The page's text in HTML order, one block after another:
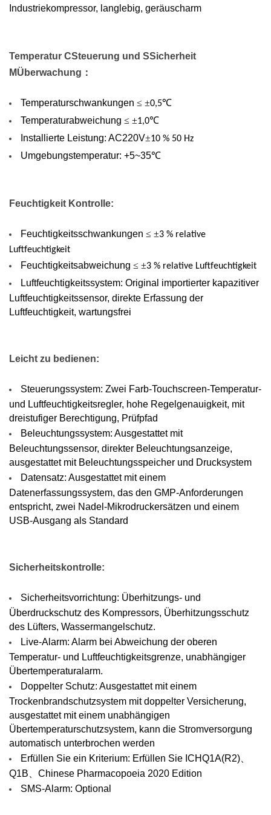
wird eine gute
Luftfeuchtigkeit an
verschiedenen Teilen
Isoliermaterial:
Integrierte
Technologie mit guter
Feuchtigkeitsspeicherung.
Auskleidung besteht
hochglanzpoliertem
Edelstahl 304, keine
Schadstoffquelle,
leicht zu reinigen
vollständig
Industriekompressor,
langlebig,
geräuscharm
Temperatur
C
Steuerung Und
M
：
Temperaturschwankungen
≤ ±
0,5 ℃
Temperaturabweichung
≤ ±1,0℃
Installierte Leistung:
AC220V±10 % 50 Hz
Umgebungstemperatur:
Industriekompressor, langlebig, geräuscharm
Temperatur CSteuerung und SSicherheit
MÜberwachung ：
Temperaturschwankungen ≤ ±0,5℃
Temperaturabweichung ≤ ±1,0℃
Installierte Leistung: AC220V±10 % 50 Hz
Umgebungstemperatur: +5~35℃
Feuchtigkeit Kontrolle:
Feuchtigkeitsschwankungen ≤ ±3 % relative
Luftfeuchtigkeit
Feuchtigkeitsabweichung ≤ ±3 % relative Luftfeuchtigkeit
Luftfeuchtigkeitssystem: Original importierter kapazitiver
Luftfeuchtigkeitssensor, direkte Erfassung der
Luftfeuchtigkeit, wartungsfrei
Leicht zu bedienen:
Steuerungssystem: Zwei Farb-Touchscreen-Temperatur-
und Luftfeuchtigkeitsregler, hohe Regelgenauigkeit, mit
dreistufiger Berechtigung, Prüfpfad
Beleuchtungssystem: Ausgestattet mit
Beleuchtungssensor, direkter Beleuchtungsanzeige,
ausgestattet mit Beleuchtungsspeicher und Drucksystem
Datensatz: Ausgestattet mit einem
Datenerfassungssystem, das den GMP-Anforderungen
entspricht, zwei Nadel-Mikrodruckersätzen und einem
USB-Ausgang als Standard
Sicherheitskontrolle:
Sicherheitsvorrichtung: Überhitzungs- und
Überdruckschutz des Kompressors, Überhitzungsschutz
des Lüfters, Wassermangelschutz.
Live-Alarm: Alarm bei Abweichung der oberen
Temperatur- und Luftfeuchtigkeitsgrenze, unabhängiger
Übertemperaturalarm.
Doppelter Schutz: Ausgestattet mit einem
Trockenbrandschutzsystem mit doppelter Versicherung,
ausgestattet mit einem unabhängigen
Übertemperaturschutzsystem, kann die Stromversorgung
automatisch unterbrochen werden
Erfüllen Sie ein Kriterium: Erfüllen Sie ICHQ1A(R2)、
Q1B、Chinese Pharmacopoeia 2020 Edition
SMS-Alarm: Optional